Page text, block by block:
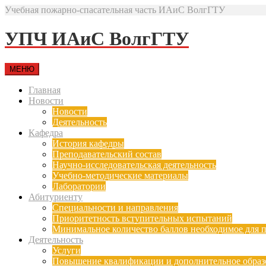
Учебная пожарно-спасательная часть ИАиС ВолгГТУ
УПЧ ИАиС ВолгГТУ
МЕНЮ
Главная
Новости
Новости
Деятельность
Кафедра
История кафедры
Преподавательский состав
Научно-исследовательская деятельность
Учебно-методические материалы
Лаборатории
Абитуриенту
Специальности и направления
Приоритетность вступительных испытаний
Минимальное количество баллов необходимое для
Деятельность
Услуги
Повышение квалификации и дополнительное